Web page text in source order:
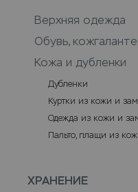
Верхняя одежда
Обувь,
Кожа и дубленки
Дубленки
Куртки из кожи и
Одежда из кожи и
Пальто, плащи из
ХРАНЕНИЕ